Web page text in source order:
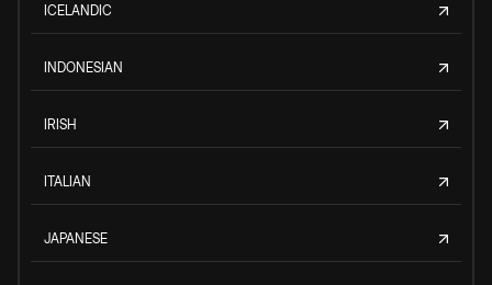
ICELANDIC
INDONESIAN
IRISH
ITALIAN
JAPANESE